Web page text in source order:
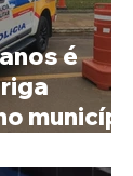
é
município